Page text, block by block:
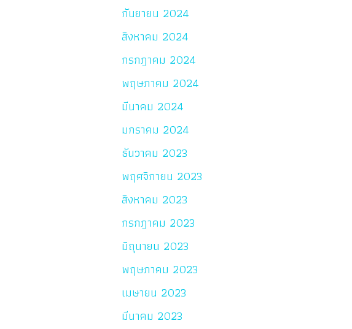
กันยายน 2024
สิงหาคม 2024
กรกฎาคม 2024
พฤษภาคม 2024
มีนาคม 2024
มกราคม 2024
ธันวาคม 2023
พฤศจิกายน 2023
สิงหาคม 2023
กรกฎาคม 2023
มิถุนายน 2023
พฤษภาคม 2023
เมษายน 2023
มีนาคม 2023